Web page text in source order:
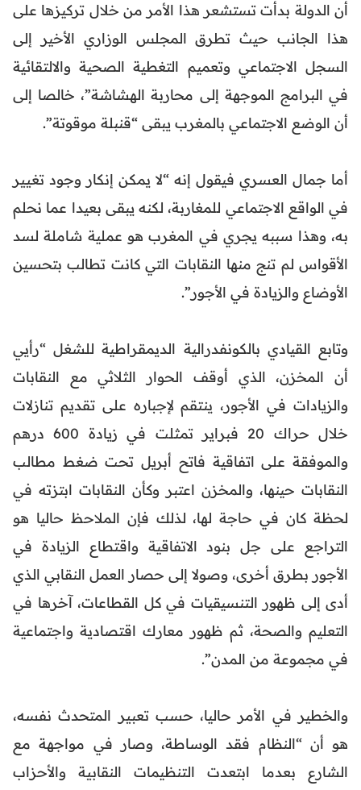
أن الدولة بدأت تستشعر هذا الأمر من خلال تركيزها على
هذا الجانب حيث تطرق المجلس الوزاري الأخير إلى
السجل الاجتماعي وتعميم التغطية الصحية والالتقائية
في البرامج الموجهة إلى محاربة الهشاشة”، خالصا إلى
أن الوضع الاجتماعي بالمغرب يبقى “قنبلة موقوتة”.
أما جمال العسري فيقول إنه “لا يمكن إنكار وجود تغيير
في الواقع الاجتماعي للمغاربة، لكنه يبقى بعيدا عما نحلم
به، وهذا سببه يجري في المغرب هو عملية شاملة لسد
الأقواس لم تنج منها النقابات التي كانت تطالب بتحسين
الأوضاع والزيادة في الأجور”.
وتابع القيادي بالكونفدرالية الديمقراطية للشغل “رأيي
أن المخزن، الذي أوقف الحوار الثلاثي مع النقابات
والزيادات في الأجور، ينتقم لإجباره على تقديم تنازلات
خلال حراك 20 فبراير تمثلت في زيادة 600 درهم
والموفقة على اتفاقية فاتح أبريل تحت ضغط مطالب
النقابات حينها، والمخزن اعتبر وكأن النقابات ابتزته في
لحظة كان في حاجة لها، لذلك فإن الملاحظ حاليا هو
التراجع على جل بنود الاتفاقية واقتطاع الزيادة في
الأجور بطرق أخرى، وصولا إلى حصار العمل النقابي الذي
أدى إلى ظهور التنسيقيات في كل القطاعات، آخرها في
التعليم والصحة، ثم ظهور معارك اقتصادية واجتماعية
في مجموعة من المدن”.
والخطير في الأمر حاليا، حسب تعبير المتحدث نفسه،
هو أن “النظام فقد الوساطة، وصار في مواجهة مع
الشارع بعدما ابتعدت التنظيمات النقابية والأحزاب